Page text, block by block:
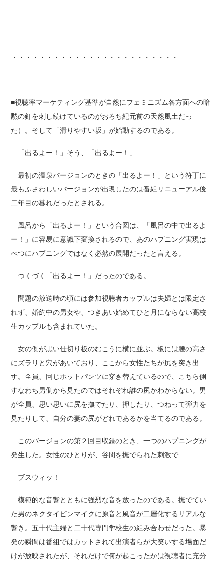
・・・・・・・・・・・・・・・・・・・・・・・・
■視聴率マーケティング基準が自然にフェミニズム各方面への暗
黙の釘を刺し続けているのがおろち紀元前の天然風土だっ
た）。そして「滑りやすい坂」が始動するのである。
「出るよー！」そう、「出るよー！」
最初の温泉バージョンのときの「出るよー！」という符丁に
最もふさわしいバージョンが出現したのは番組リニューアル後
二年目の暮れだったとされる。
風呂から「出るよー！」という合図は、「風呂の中で出るよ
ー！」に容易に意識下変換されるので、あのハプニング実現は
べつにハプニングではなく必然の展開だったと言える。
つくづく「出るよー！」だったのである。
問題の放送時の頃には参加視聴者カップルは夫婦とは限定さ
れず、婚約中の男女や、つきあい始めてひと月にならない高校
生カップルも含まれていた。
女の側が黒い仕切り板のむこうに横に並ぶ。板には腰の高さ
にズラリと穴があいており、ここから女性たちが尻を突き出
す。全員、同じホットパンツに穿き替えているので、こちら側
すなわち男側から見たのではそれぞれ誰の尻かわからない。男
が全員、思い思いに尻を撫でたり、押したり、つねって弾力を
見たりして、自分の妻の尻がどれであるかを当てるのである。
このバージョンの第２回目収録のとき、一つのハプニングが
発生した。女性のひとりが、谷間を撫でられた刺激で
ブスウィッ！
模範的な音響とともに強烈な音を放ったのである。撫でてい
た男のネクタイピンマイクに原音と風音が二層化するリアルな
響き。五十代主婦と二十代専門学校生の組み合わせだった。暴
発の瞬間は番組ではカットされて出演者らが大笑いする場面だ
けが放映されたが、それだけで何が起こったかは視聴者に充分